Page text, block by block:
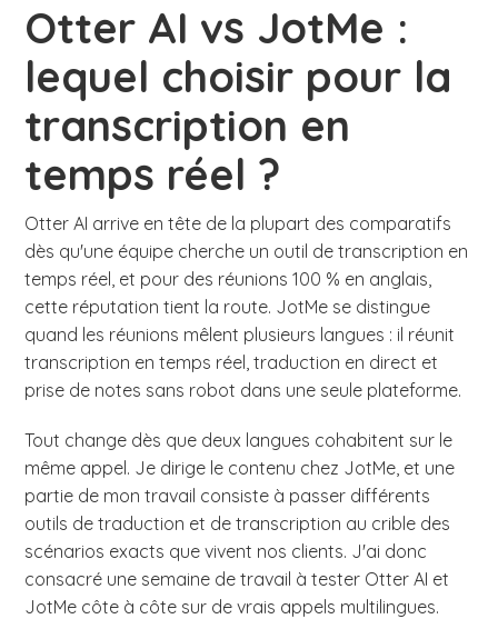
Otter AI vs JotMe :
lequel choisir pour la
transcription en
temps réel ?
Otter AI arrive en tête de la plupart des comparatifs
dès qu'une équipe cherche un outil de transcription en
temps réel, et pour des réunions 100 % en anglais,
cette réputation tient la route. JotMe se distingue
quand les réunions mêlent plusieurs langues : il réunit
transcription en temps réel, traduction en direct et
prise de notes sans robot dans une seule plateforme.
Tout change dès que deux langues cohabitent sur le
même appel. Je dirige le contenu chez JotMe, et une
partie de mon travail consiste à passer différents
outils de traduction et de transcription au crible des
scénarios exacts que vivent nos clients. J'ai donc
consacré une semaine de travail à tester Otter AI et
JotMe côte à côte sur de vrais appels multilingues.